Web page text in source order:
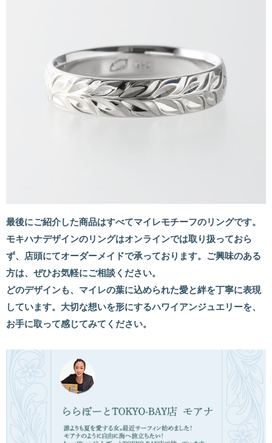
最後にご紹介した商品はすべてマイレモチーフのリングです。
モキハナデザインのリングはオンラインでは取り扱っておら
ず、店頭にてオーダーメイドで承っております。ご興味のある
方は、ぜひお気軽にご相談ください。
どのデザインも、マイレの葉に込められた愛と絆を丁寧に表現
しています。大切な想いを形にするハワイアンジュエリーを、
お手に取って感じてみてください。